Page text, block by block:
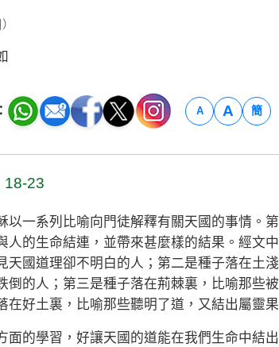
A A 簡
18-23
一系列比喻向門徒解釋有關天國的事情。
人的生命結連，並帶來甚麼樣的結果。經文
天國道理卻不明白的人；第二是種子落在土
倒的人；第三是種子落在荊棘裏，比喻那些
在好土裏，比喻那些聽明了道，又結出屬靈果
的學習，好讓天國的道能在我們生命中結出